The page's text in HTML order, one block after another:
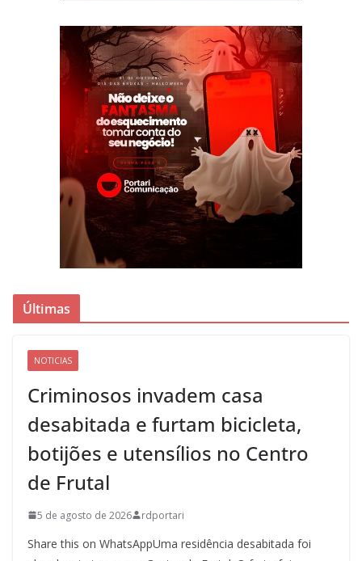
Últimas
NOTICIAS
Criminosos invadem casa
desabitada e furtam bicicleta,
botijões e utensílios no Centro
de Frutal
5 de agosto de 2026 rdportari
Share this on WhatsAppUma residência desabitada foi